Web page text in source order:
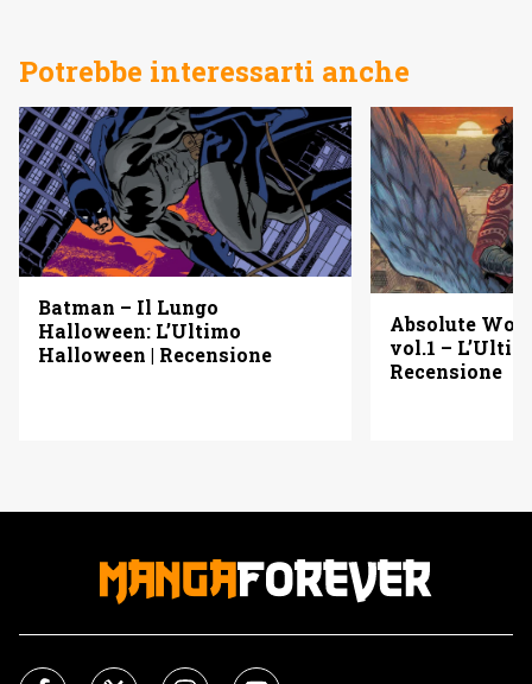
Potrebbe interessarti anche
Batman – Il Lungo
Halloween: L’Ultimo
Halloween | Recensione
Absolute
vol.1 –
Recensione